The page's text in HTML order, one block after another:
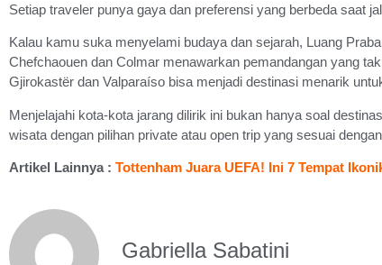
Setiap traveler punya gaya dan preferensi yang berbeda saat
Kalau kamu suka menyelami budaya dan sejarah, Luang
Chefchaouen dan Colmar menawarkan pemandangan yang
Gjirokastër dan Valparaíso bisa menjadi destinasi menarik
Menjelajahi kota-kota jarang dilirik ini bukan hanya soal
wisata dengan pilihan private atau open trip yang sesuai
Artikel Lainnya : Tottenham Juara UEFA! Ini 7 Tempat
Gabriella Sabatini